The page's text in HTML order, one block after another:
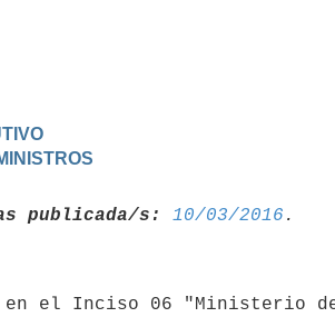
publicada/s: 10/03/2016